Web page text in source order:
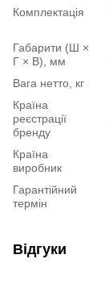
Комплектація
Габарити (Ш ×
Г × В), мм
Вага нетто, кг
Країна
реєстрації
бренду
Країна
виробник
Гарантійний
термін
Відгуки